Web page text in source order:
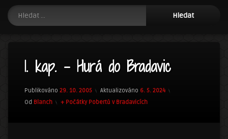
1. kap. – Hurá do Bradavic
Publikováno 29. 10. 2005 Aktualizováno 6. 5. 2024
Od Blanch Kategorie:
+ Počátky Pobertů v Bradavicích